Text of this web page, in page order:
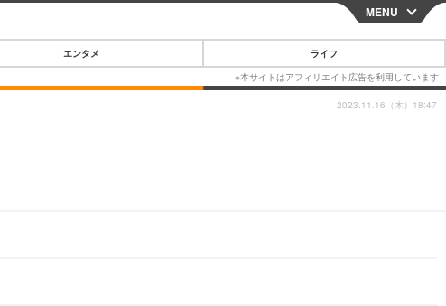
CLOSE
MENU
エンタメ ライフ
2023.11.16（木）18:47